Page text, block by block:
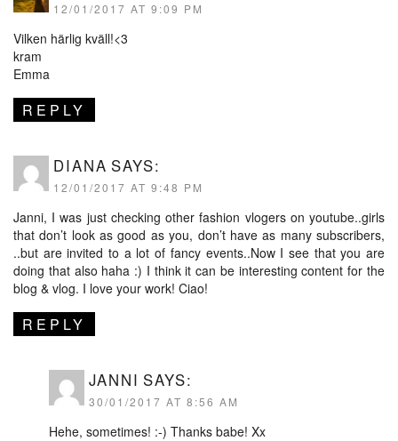
12/01/2017 AT 9:09 PM
Vilken härlig kväll!<3
kram
Emma
REPLY
DIANA SAYS:
12/01/2017 AT 9:48 PM
Janni, I was just checking other fashion vlogers on youtube..girls
that don’t look as good as you, don’t have as many subscribers,
..but are invited to a lot of fancy events..Now I see that you are
doing that also haha :) I think it can be interesting content for the
blog & vlog. I love your work! Ciao!
REPLY
JANNI SAYS:
30/01/2017 AT 8:56 AM
Hehe, sometimes! :-) Thanks babe! Xx